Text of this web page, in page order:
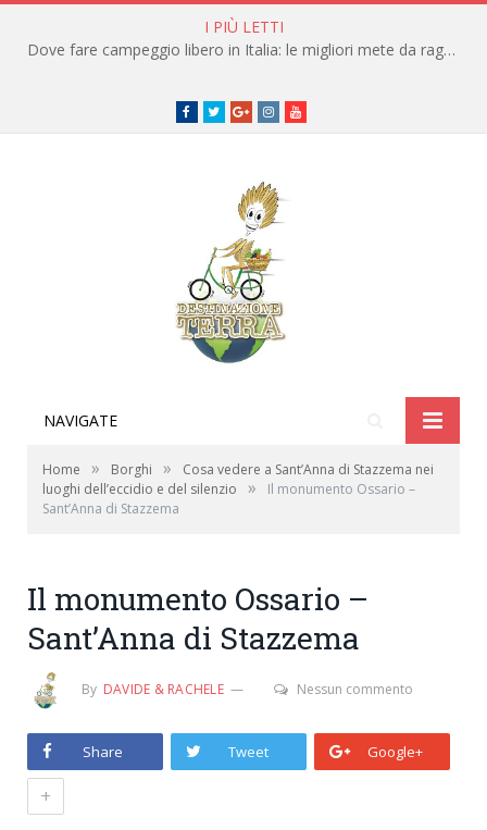
I PIÙ LETTI
Dove fare campeggio libero in Italia: le migliori mete da raggiungere in traghetto
Facebook
TwitterGoogle+instagramyoutube
NAVIGATE
Home » Borghi »
Cosa vedere a Sant’Anna di Stazzema nei
luoghi dell’eccidio e del silenzio
»
Il monumento Ossario –
Sant’Anna di Stazzema
Il monumento Ossario –
Sant’Anna di Stazzema
By DAVIDE & RACHELE Nessun commento
Share Tweet Google+
+